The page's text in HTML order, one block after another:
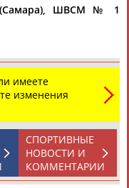
АБДРАХМАНОВ
ШВСМ № 1
имеете
изменения
СПОРТИВНЫЕ
НОВОСТИ И
КОММЕНТАРИИ